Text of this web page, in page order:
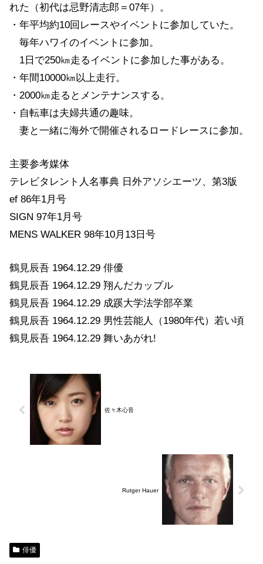
れた（初代は忌野清志郎＝07年）。
・年平均約10回レースやイベントに参加していた。
毎年ハワイのイベントに参加。
1日で250㎞走るイベントに参加した事がある。
・年間10000㎞以上走行。
・2000㎞走るとメンテナンスする。
・自転車は夫婦共通の趣味。
妻と一緒に海外で開催されるロードレースに参加。
主要参考媒体
テレビタレント人名事典 日外アソシエーツ、第3版
ef 86年1月号
SIGN 97年1月号
MENS WALKER 98年10月13日号
鶴見辰吾 1964.12.29 俳優
鶴見辰吾 1964.12.29 翔んだカップル
鶴見辰吾 1964.12.29 成蹊大学法学部卒業
鶴見辰吾 1964.12.29 男性芸能人（1980年代）若い頃
鶴見辰吾 1964.12.29 舞いあがれ!
佐々木心音
Rutger Hauer
俳優